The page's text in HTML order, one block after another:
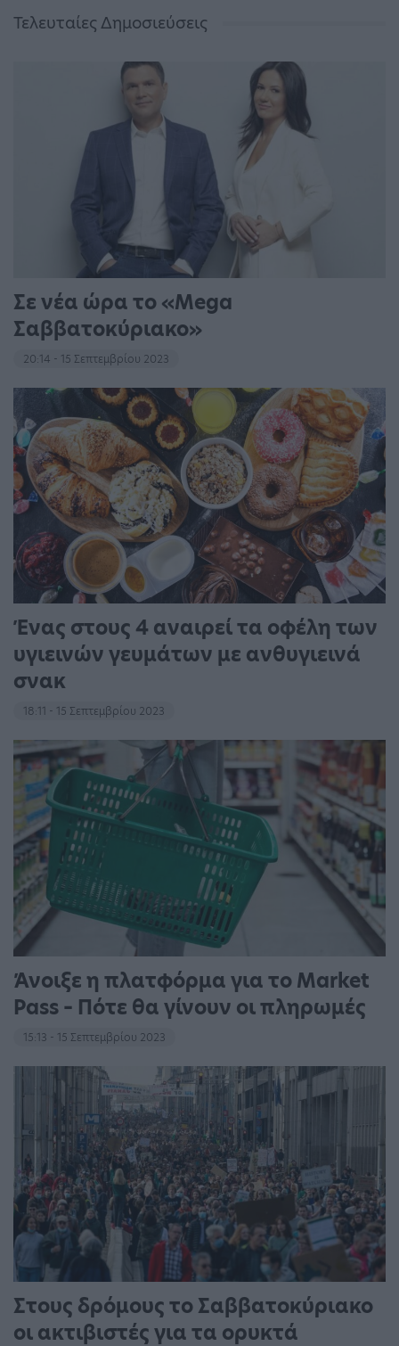
Τελευταίες Δημοσιεύσεις
Σε νέα ώρα το «Mega
Σαββατοκύριακο»
20:14 - 15 Σεπτεμβρίου 2023
Ένας στους 4 αναιρεί τα οφέλη των
υγιεινών γευμάτων με ανθυγιεινά
σνακ
18:11 - 15 Σεπτεμβρίου 2023
Άνοιξε η πλατφόρμα για το Market
Pass – Πότε θα γίνουν οι πληρωμές
15:13 - 15 Σεπτεμβρίου 2023
Στους δρόμους το Σαββατοκύριακο
οι ακτιβιστές για τα ορυκτά